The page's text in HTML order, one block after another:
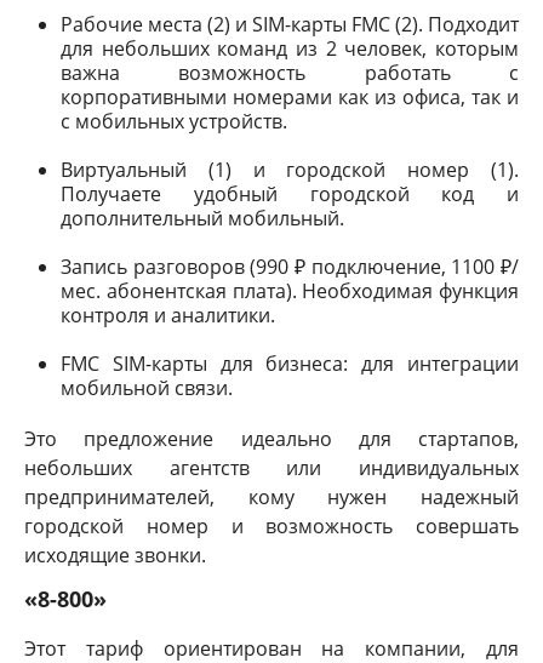
Рабочие места (2) и SIM-карты FMC (2). Подходит
для небольших команд из 2 человек, которым
важна возможность работать с
корпоративными номерами как из офиса, так и
с мобильных устройств.
Виртуальный (1) и городской номер (1).
Получаете удобный городской код и
дополнительный мобильный.
Запись разговоров (990 ₽ подключение, 1100 ₽/
мес. абонентская плата). Необходимая функция
контроля и аналитики.
FMC SIM-карты для бизнеса: для интеграции
мобильной связи.
Это предложение идеально для стартапов,
небольших агентств или индивидуальных
предпринимателей, кому нужен надежный
городской номер и возможность совершать
исходящие звонки.
«8-800»
Этот тариф ориентирован на компании, для